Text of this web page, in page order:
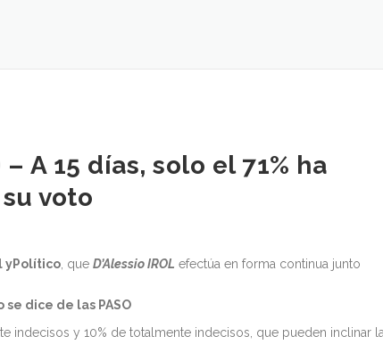
– A 15 días, solo el 71% ha
voto
yPolítico que D’Alessio IROL efectúa en forma continua junto
se dice de las PASO
indecisos y 10% de totalmente indecisos, que pueden inclinar la